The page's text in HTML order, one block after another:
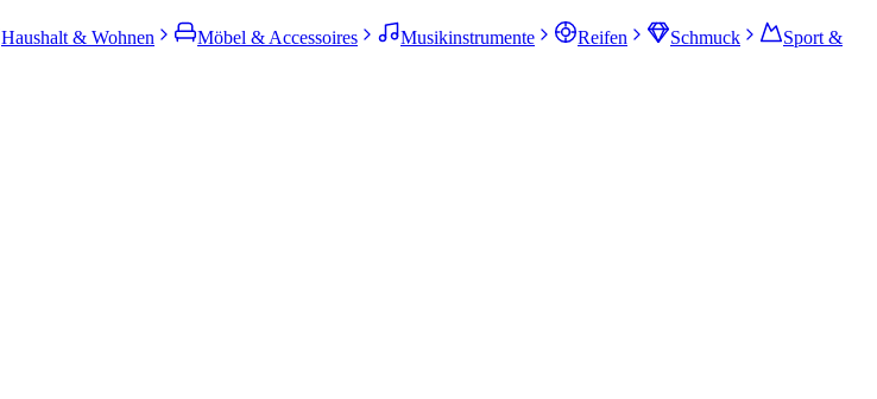
Haushalt & Wohnen Möbel & Accessoires Musikinstrumente Reifen Schmuck
Sport &